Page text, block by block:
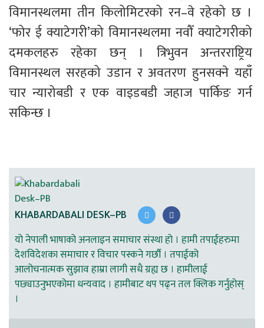
विमानस्थलमा तीन किलोमिटरको रन–वे रहेको छ ।
‘फोर ई क्याटेगरी’को विमानस्थलमा नवौँ क्याटेगरीको
दमकलहरु रहेका छन् । त्रिभुवन अन्तरराष्ट्रिय
विमानस्थल सरहको उडान र अवतरण हुनसक्ने यहाँ
चार न्यारोबडी र एक वाइडबडी जहाज पार्किङ गर्न
सकिन्छ ।
KHABARDABALI DESK–PB
यो नेपाली भाषाको अनलाइन समाचार संस्था हो । हामी तपाईहरुमा
देशविदेशका समाचार र विचार पस्कने गर्छौ । तपाईको
आलोचनात्मक सुझाव हाम्रा लागी सधै ग्रह्य छ । हामीलाई
पछ्याउनुभएकोमा धन्यवाद । हामीबाट थप पढ्न तल क्लिक गर्नुहोस्
।